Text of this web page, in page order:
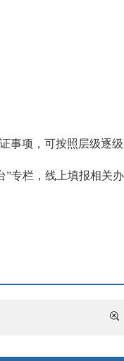
事项，可按照层级逐
专栏，线上填报相关